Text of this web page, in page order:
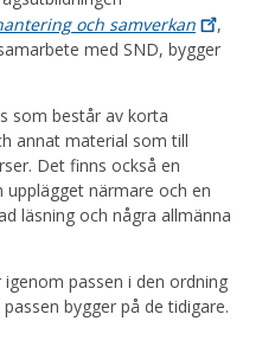
och samverkan
,
med SND, bygger
som består av korta
annat material som till
Det finns också en
närmare och en
läsning och några allmänna
passen i den ordning
bygger på de tidigare.